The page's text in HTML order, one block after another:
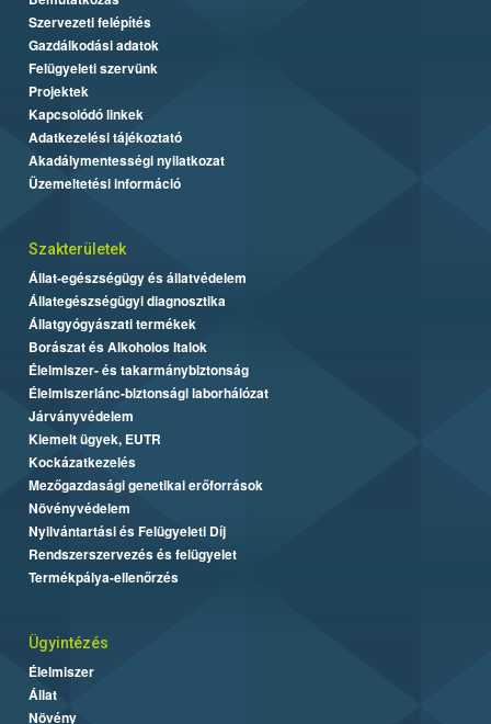
Szervezeti felépítés
Gazdálkodási adatok
Felügyeleti szervünk
Projektek
Kapcsolódó linkek
Adatkezelési tájékoztató
Akadálymentességi nyilatkozat
Üzemeltetési információ
Szakterületek
Állat-egészségügy és állatvédelem
Állategészségügyi diagnosztika
Állatgyógyászati termékek
Borászat és Alkoholos Italok
Élelmiszer- és takarmánybiztonság
Élelmiszerlánc-biztonsági laborhálózat
Járványvédelem
Kiemelt ügyek, EUTR
Kockázatkezelés
Mezőgazdasági genetikai erőforrások
Növényvédelem
Nyilvántartási és Felügyeleti Díj
Rendszerszervezés és felügyelet
Termékpálya-ellenőrzés
Ügyintézés
Élelmiszer
Állat
Növény